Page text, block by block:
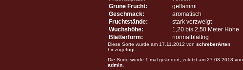
Grüne Frucht:
geflammt
Geschmack:
aromatisch
Fruchtstände:
stark verzweigt
Wuchshöhe:
1,20 bis 2,50 Meter Höhe
Blätterform:
normalblättrig
Diese Sorte wurde am 17.11.2012 von schreberArten
hinzugefügt.
Die Sorte wurde 1 mal geändert, zuletzt am 27.03.2018 von
admin